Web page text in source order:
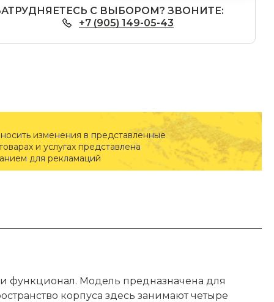
С ВЫБОРОМ? ЗВОНИТЕ:
+7 (905) 149-05-43
изменения в представленные
и услугах представлена
для рекламаций
функционал. Модель предназначена для
корпуса здесь занимают четыре